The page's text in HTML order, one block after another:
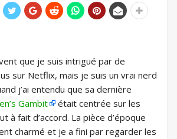
que je suis intrigué par de
sur Netflix, mais je suis un vrai nerd
j’ai entendu que sa dernière
Gambit
était centrée sur les
à fait d’accord. La pièce d’époque
charmé et je a fini par regarder les